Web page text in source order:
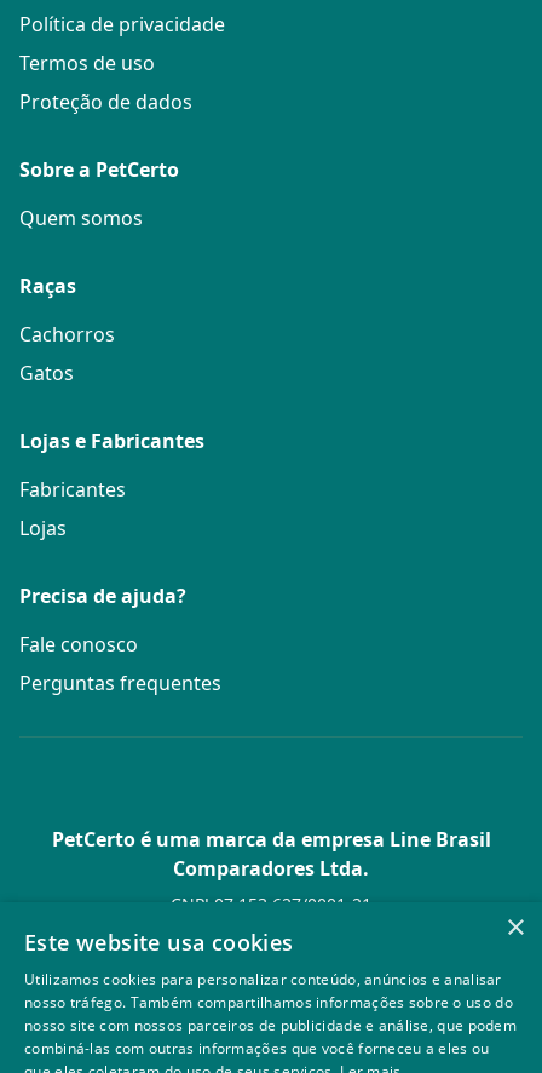
Política de privacidade
Termos de uso
Proteção de dados
Sobre a PetCerto
Quem somos
Raças
Cachorros
Gatos
Lojas e Fabricantes
Fabricantes
Lojas
Precisa de ajuda?
Fale conosco
Perguntas frequentes
PetCerto é uma marca da empresa Line Brasil
Comparadores Ltda.
CNPJ 07.153.627/0001-21
Av. Paulista, 1.636 Conj. 4 Pavilhão 15 - Bela Vista - São Paulo -
SP
© PetCerto - Todos os direitos reservados
×
Este website usa cookies
Utilizamos cookies para personalizar conteúdo, anúncios e analisar
nosso tráfego. Também compartilhamos informações sobre o uso do
nosso site com nossos parceiros de publicidade e análise, que podem
combiná-las com outras informações que você forneceu a eles ou